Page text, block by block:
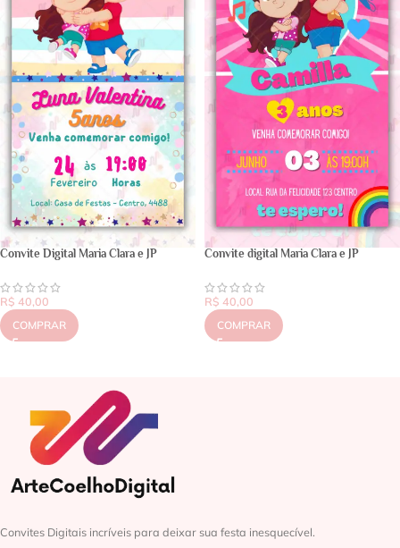
Convite Digital Maria Clara e JP
R$ 40,00
COMPRAR
Convite digital Maria Clara e JP
R$ 40,00
COMPRAR
Convites Digitais incríveis para deixar sua festa inesquecível.